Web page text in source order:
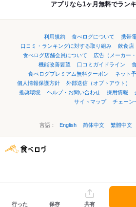
アプリなら1ヶ月無料でラン
利用規約 食べログについて
携帯
口コミ・ランキングに対する取り組み
飲食店
食べログ店舗会員について
広告（メーカー
機能改善要望
口コミガイドライン
食べログプレミアム無料クーポン
ネット
個人情報保護方針
外部送信（オプトアウト）
推奨環境
ヘルプ・お問い合わせ 採用情報
サイトマップ
チェーン
言語： English 简体中文 繁體中文
行った 保存 共有